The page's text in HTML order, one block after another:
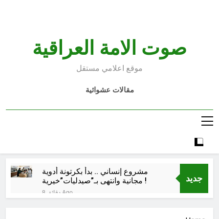
صوت الامة العراقية
موقع اعلامي مستقل
مقالات عشوائية
جديد
مشروع إنساني .. بدأ بكرتونة أدوية
مجانية وانتهى بـ”صيدليات”خيرية !
8 دقائق Ago